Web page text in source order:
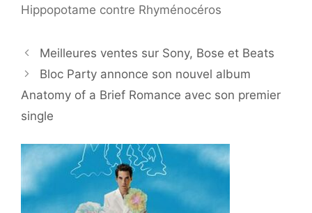
Hippopotame contre Rhyménocéros
Meilleures ventes sur Sony, Bose et Beats
Bloc Party annonce son nouvel album
Anatomy of a Brief Romance avec son premier
single